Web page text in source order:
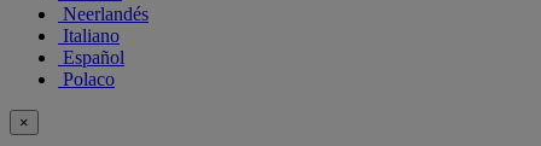
Neerlandés
Italiano
Español
Polaco
×